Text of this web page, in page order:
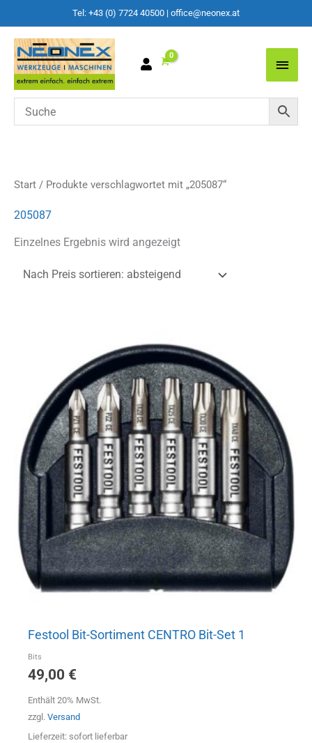
Tel: +43 (0) 7724 40500 | office@neonex.at
Main
Start / Produkte verschlagwortet mit „205087“
205087
Einzelnes Ergebnis wird angezeigt
Festool Bit-Sortiment CENTRO Bit-Set 1
Bits
49,00 €
Enthält 20% MwSt.
zzgl. Versand
Lieferzeit: sofort lieferbar